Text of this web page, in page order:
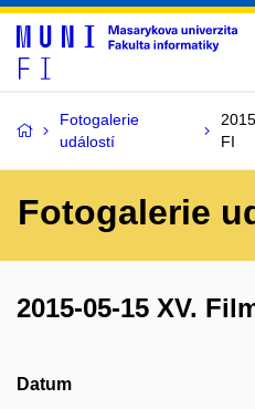
Fotogalerie
událostí
FI
Fotogalerie
2015-05-15 XV.
Datum